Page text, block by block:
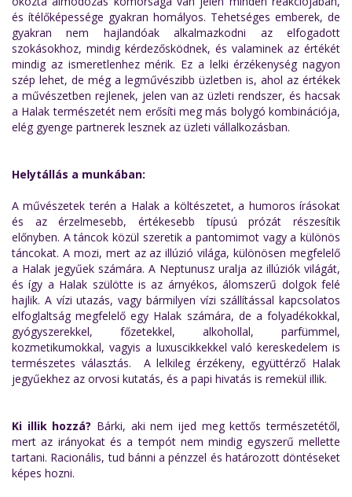
és ítélőképessége gyakran homályos. Tehetséges emberek, de
gyakran nem hajlandóak alkalmazkodni az elfogadott
szokásokhoz, mindig kérdezősködnek, és valaminek az értékét
mindig az ismeretlenhez mérik. Ez a lelki érzékenység nagyon
szép lehet, de még a legművészibb üzletben is, ahol az értékek
a művészetben rejlenek, jelen van az üzleti rendszer, és hacsak
a Halak természetét nem erősíti meg más bolygó kombinációja,
elég gyenge partnerek lesznek az üzleti vállalkozásban.
Helytállás a munkában:
A művészetek terén a Halak a költészetet, a humoros írásokat
és az érzelmesebb, értékesebb típusú prózát részesítik
előnyben. A táncok közül szeretik a pantomimot vagy a különös
táncokat. A mozi, mert az az illúzió világa, különösen megfelelő
a Halak jegyűek számára. A Neptunusz uralja az illúziók világát,
és így a Halak szülötte is az árnyékos, álomszerű dolgok felé
hajlik. A vízi utazás, vagy bármilyen vízi szállítással kapcsolatos
elfoglaltság megfelelő egy Halak számára, de a folyadékokkal,
gyógyszerekkel, főzetekkel, alkohollal, parfümmel,
kozmetikumokkal, vagyis a luxuscikkekkel való kereskedelem is
természetes választás. A lelkileg érzékeny, együttérző Halak
jegyűekhez az orvosi kutatás, és a papi hivatás is remekül illik.
Ki illik hozzá? Bárki, aki nem ijed meg kettős természetétől,
mert az irányokat és a tempót nem mindig egyszerű mellette
tartani. Racionális, tud bánni a pénzzel és határozott döntéseket
képes hozni.